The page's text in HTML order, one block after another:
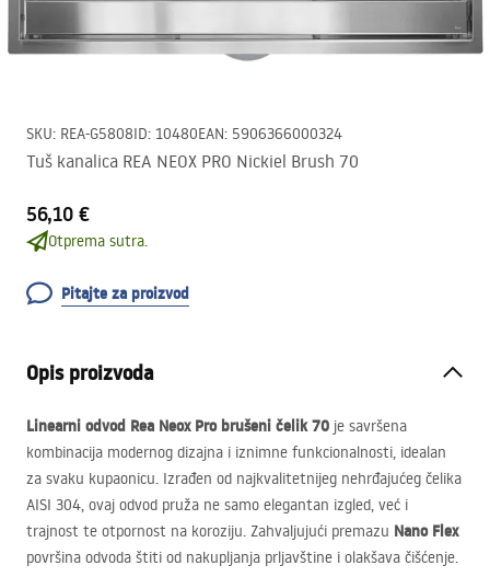
SKU: REA-G5808ID: 10480EAN: 5906366000324
Tuš kanalica REA NEOX PRO Nickiel Brush 70
56,10 €
Otprema sutra.
Pitajte za proizvod
Opis proizvoda
Linearni odvod Rea Neox Pro brušeni čelik 70 je savršena
kombinacija modernog dizajna i iznimne funkcionalnosti, idealan
za svaku kupaonicu. Izrađen od najkvalitetnijeg nehrđajućeg čelika
AISI 304, ovaj odvod pruža ne samo elegantan izgled, već i
trajnost te otpornost na koroziju. Zahvaljujući premazu Nano Flex
površina odvoda štiti od nakupljanja prljavštine i olakšava čišćenje.